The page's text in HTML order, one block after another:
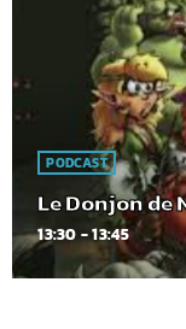
PODCAST
Le Donjon de
13:30 - 13:45